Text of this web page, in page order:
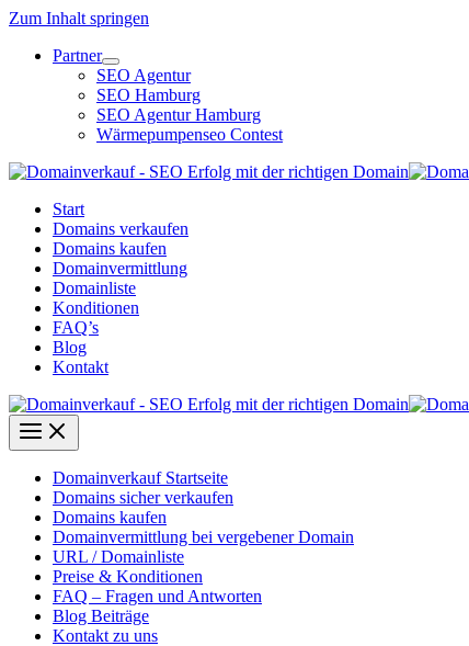
Zum Inhalt springen
Partner
SEO Agentur
SEO Hamburg
SEO Agentur Hamburg
Wärmepumpenseo Contest
Start
Domains verkaufen
Domains kaufen
Domainvermittlung
Domainliste
Konditionen
FAQ’s
Blog
Kontakt
Domainverkauf Startseite
Domains sicher verkaufen
Domains kaufen
Domainvermittlung bei vergebener Domain
URL / Domainliste
Preise & Konditionen
FAQ – Fragen und Antworten
Blog Beiträge
Kontakt zu uns